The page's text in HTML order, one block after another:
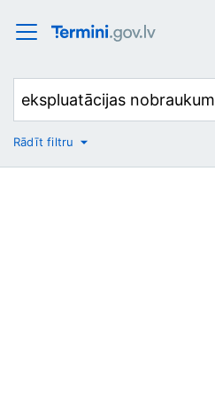
No
Rādīt filtru